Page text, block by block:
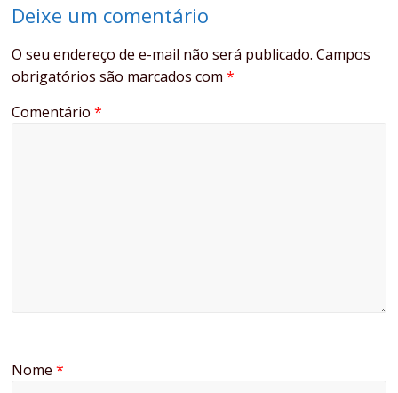
Deixe um comentário
O seu endereço de e-mail não será publicado. Campos
obrigatórios são marcados com*
Comentário*
Nome*